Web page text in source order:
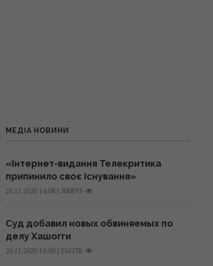
МЕДІА НОВИНИ
«Інтернет-видання Телекритика
припинило своє існування»
26.11.2020 14:08 | 300893
Суд добавил новых обвиняемых по
делу Хашогги
26.11.2020 10:00| 256138